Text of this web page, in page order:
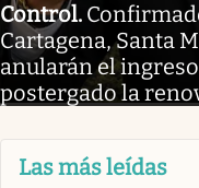
Control.
Cartagena, Santa
anularán el
postergado la
Las más leídas